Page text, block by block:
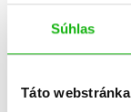
Súhlas
Táto
Zobuďte